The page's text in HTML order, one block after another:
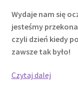
Wydaje nam się
jesteśmy
czyli dzień kiedy
zawsze tak było!
Czytaj dalej